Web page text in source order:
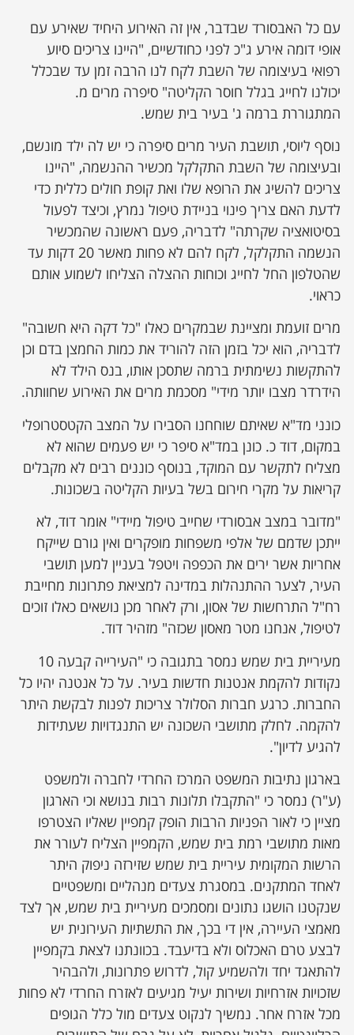
עם כל האבסורד שבדבר, אין זה האירוע היחיד שאירע עם
אופי דומה אירע ג"כ לפני כחודשיים, "היינו צריכים סיוע
רפואי בעיצומה של השבת לקח לנו הרבה זמן עד שבכלל
יכולנו לחייג בגלל חוסר הקליטה" סיפרה מרים מ.
המתגוררת ברמה ג' בעיר בית שמש.
נוסף ליוסי, תושבת העיר מרים סיפרה כי יש לה ילד מונשם,
ובעיצומה של השבת התקלקל מכשיר ההנשמה, "היינו
צריכים להשיג את הרופא שלו ואת קופת חולים כללית כדי
לדעת האם צריך פינוי בניידת טיפול נמרץ, וכיצד לפעול
בסיטואציה שקרתה" לדבריה, פעם ראשונה שהמכשיר
הנשמה התקלקל, לקח להם לא פחות מאשר 20 דקות עד
שהטלפון החל לחייג וכוחות ההצלה הצליחו לשמוע אותם
כראוי.
מרים זועמת ומציינת שבמקרים כאלו "כל דקה היא חשובה"
לדבריה, הוא יכל בזמן הזה להוריד את כמות החמצן בדם וכן
להתקשות נשימתית ברמה שתסכן אותו, בנס הילד לא
הידרדר מצבו יותר מידי" מסכמת מרים את האירוע שחוותה.
כונני מד"א שאיתם שוחחנו הסבירו על המצב הקטסטרופלי
במקום, דוד כ. כונן במד"א סיפר כי יש פעמים שהוא לא
מצליח לתקשר עם המוקד, בנוסף כוננים רבים לא מקבלים
קריאות על מקרי חירום בשל בעיות הקליטה בשכונות.
"מדובר במצב אבסורדי שחייב טיפול מיידי" אומר דוד, לא
ייתכן שדמם של אלפי משפחות מופקרים ואין גורם שייקח
אחריות אשר ירים את הכפפה ויטפל בעניין למען תושבי
העיר, לצער ההתנהלות במדינה למציאת פתרונות מחייבת
רח"ל התרחשות של אסון, ורק לאחר מכן נושאים כאלו זוכים
לטיפול, אנחנו מטר מאסון שכזה" מזהיר דוד.
מעיריית בית שמש נמסר בתגובה כי "העירייה קבעה 10
נקודות להקמת אנטנות חדשות בעיר. על כל אנטנה יהיו כל
החברות. כרגע חברות הסלולר צריכות לפנות לבקשת היתר
להקמה. לחלק מתושבי השכונה יש התנגדויות שעתידות
להגיע לדיון".
בארגון נתיבות המשפט המרכז החרדי לחברה ולמשפט
(ע"ר) נמסר כי "התקבלו תלונות רבות בנושא וכי הארגון
מציין כי לאור הפניות הרבות הופק קמפיין שאליו הצטרפו
מאות מתושבי רמת בית שמש, הקמפיין הצליח לעורר את
הרשות המקומית עיריית בית שמש שזירזה ניפוק היתר
לאחד המתקנים. במסגרת צעדים מנהליים ומשפטיים
שנקטנו הושגו נתונים ומסמכים מעיריית בית שמש, אך לצד
מאמצי העיירה, אין די בכך, את התשתיות העירונית יש
לבצע טרם האכלוס ולא בדיעבד. בכוונתנו לצאת בקמפיין
להתאגד יחד ולהשמיע קול, לדרוש פתרונות, ולהבהיר
שזכויות אזרחיות ושירות יעיל מגיעים לאזרח החרדי לא פחות
מכל אזרח אחר. נמשיך לנקוט צעדים מול כלל הגופים